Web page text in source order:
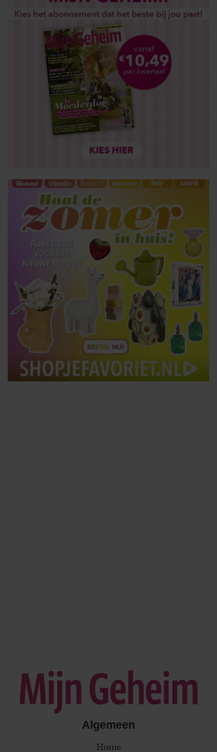
informatie die u aan ze heeft verstrekt of die ze hebben
verzameld op basis van uw gebruik van hun services. U
gaat akkoord met onze cookies als u onze website blijft
gebruiken.
Algemeen
Home